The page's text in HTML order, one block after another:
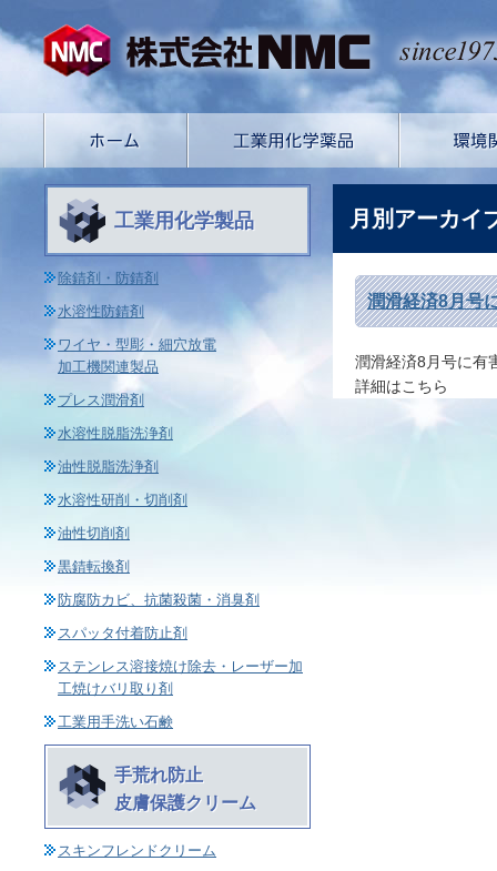
月別アーカイ
潤滑経済8月号
潤滑経済8月号に有
詳細はこちら
工業用化学製品
除錆剤・防錆剤
水溶性防錆剤
ワイヤ・型彫・細穴放電
加工機関連製品
プレス潤滑剤
水溶性脱脂洗浄剤
油性脱脂洗浄剤
水溶性研削・切削剤
油性切削剤
黒錆転換剤
防腐防カビ、抗菌殺菌・消臭剤
スパッタ付着防止剤
ステンレス溶接焼け除去・レーザー加
工焼けバリ取り剤
工業用手洗い石鹸
手荒れ防止
皮膚保護クリーム
スキンフレンドクリーム